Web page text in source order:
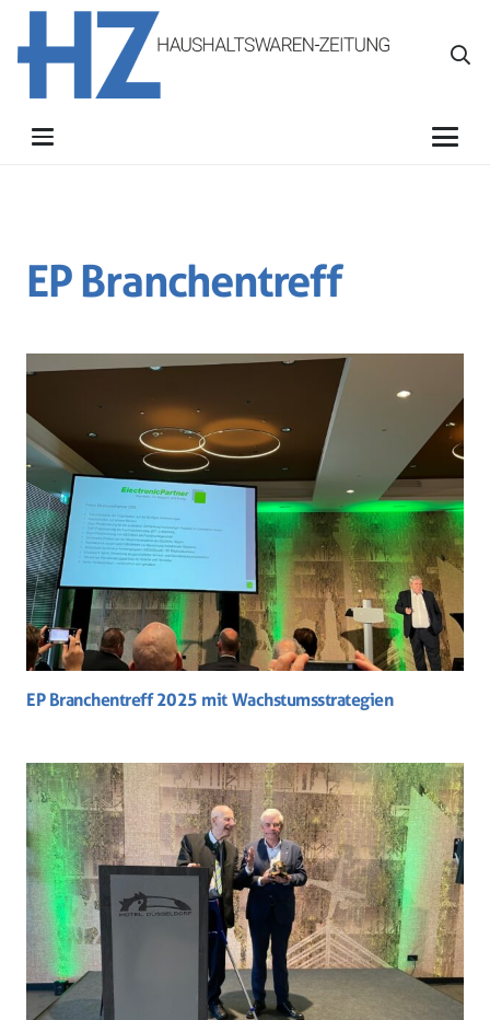
EP Branchentreff
EP Branchentreff 2025 mit Wachstumsstrategien